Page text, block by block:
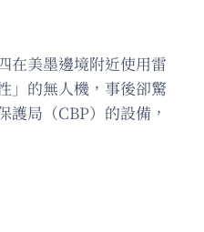
在美墨邊境附近使用雷
」的無人機，事後卻驚
護局（CBP）的設備，